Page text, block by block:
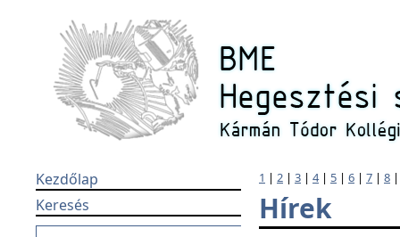
Kezdőlap
Keresés
1 | 2 | 3 | 4| 5 | 6 | 7 | 8
Hírek